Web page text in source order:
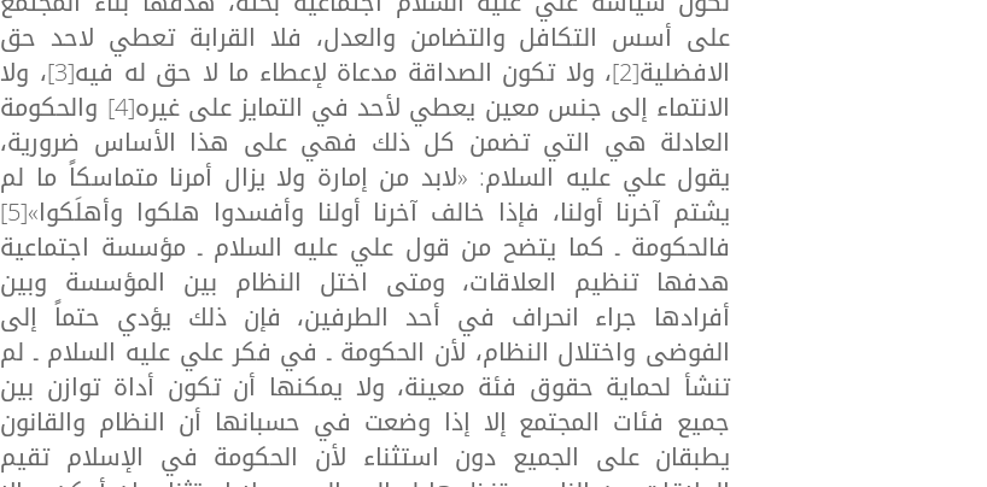
على أسس التكافل والتضامن والعدل، فلا القرابة تعطي لاحد حق
الافضلية[2]، ولا تكون الصداقة مدعاة لإعطاء ما لا حق له فيه[3]، ولا
الانتماء إلى جنس معين يعطي لأحد في التمايز على غيره[4] والحكومة
العادلة هي التي تضمن كل ذلك فهي على هذا الأساس ضرورية،
يقول علي عليه السلام: «لابد من إمارة ولا يزال أمرنا متماسكاً ما لم
يشتم آخرنا أولنا، فإذا خالف آخرنا أولنا وأفسدوا هلكوا وأهلَكوا»[5]
فالحكومة ـ كما يتضح من قول علي عليه السلام ـ مؤسسة اجتماعية
هدفها تنظيم العلاقات، ومتى اختل النظام بين المؤسسة وبين
أفرادها جراء انحراف في أحد الطرفين، فإن ذلك يؤدي حتماً إلى
الفوضى واختلال النظام، لأن الحكومة ـ في فكر علي عليه السلام ـ لم
تنشأ لحماية حقوق فئة معينة، ولا يمكنها أن تكون أداة توازن بين
جميع فئات المجتمع إلا إذا وضعت في حسبانها أن النظام والقانون
يطبقان على الجميع دون استثناء لأن الحكومة في الإسلام تقيم